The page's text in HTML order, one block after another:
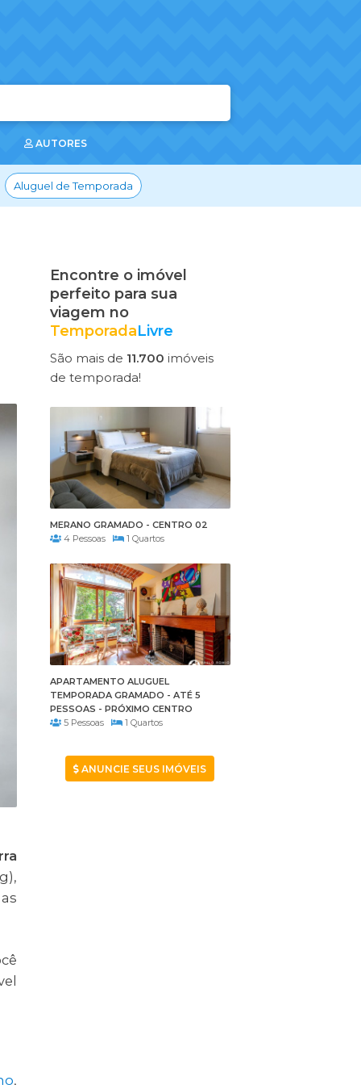
AUTORES
Aluguel de Temporada
,
Encontre o imóvel
perfeito para sua
viagem no
TemporadaLivre
São mais de 11.700 imóveis
de temporada!
MERANO GRAMADO - CENTRO 02
4 Pessoas
1 Quartos
APARTAMENTO ALUGUEL
TEMPORADA GRAMADO - ATÉ 5
PESSOAS - PRÓXIMO CENTRO
5 Pessoas
1 Quartos
ANUNCIE SEUS IMÓVEIS